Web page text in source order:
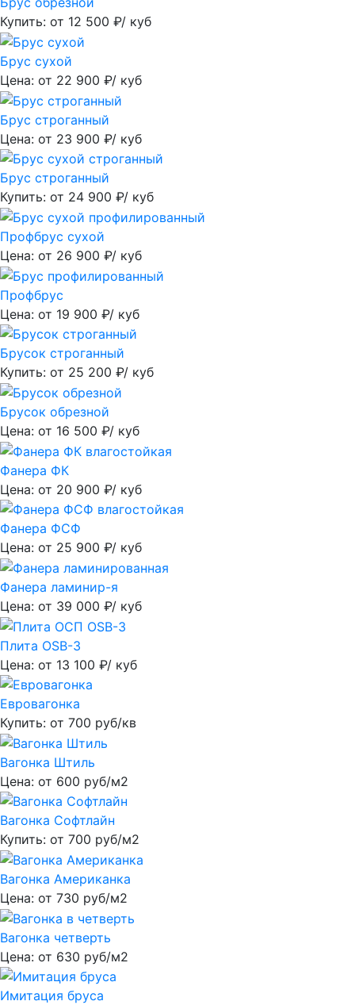
Купить: от 12 500 ₽/ куб
Брус сухой
Цена: от 22 900 ₽/ куб
Брус строганный
Цена: от 23 900 ₽/ куб
Брус строганный
Купить: от 24 900 ₽/ куб
Профбрус сухой
Цена: от 26 900 ₽/ куб
Профбрус
Цена: от 19 900 ₽/ куб
Брусок строганный
Купить: от 25 200 ₽/ куб
Брусок обрезной
Цена: от 16 500 ₽/ куб
Фанера ФК
Цена: от 20 900 ₽/ куб
Фанера ФСФ
Цена: от 25 900 ₽/ куб
Фанера ламинир-я
Цена: от 39 000 ₽/ куб
Плита OSB-3
Цена: от 13 100 ₽/ куб
Евровагонка
Купить: от 700 руб/кв
Вагонка Штиль
Цена: от 600 руб/м2
Вагонка Софтлайн
Купить: от 700 руб/м2
Вагонка Американка
Цена: от 730 руб/м2
Вагонка четверть
Цена: от 630 руб/м2
Имитация бруса